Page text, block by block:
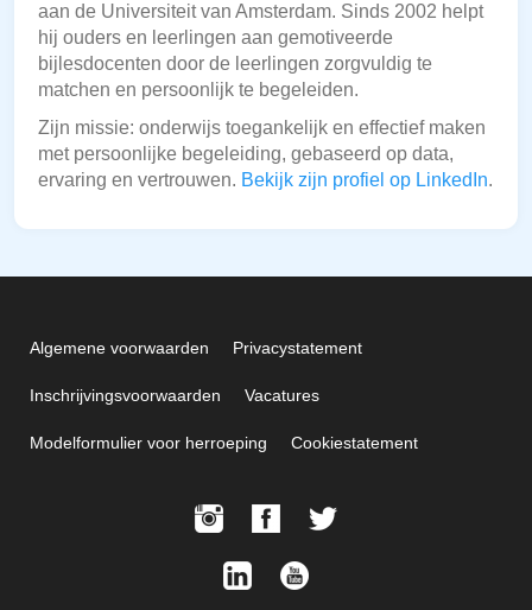
aan de Universiteit van Amsterdam. Sinds 2002 helpt
hij ouders en leerlingen aan gemotiveerde
bijlesdocenten door de leerlingen zorgvuldig te
matchen en persoonlijk te begeleiden.
Zijn missie: onderwijs toegankelijk en effectief maken
met persoonlijke begeleiding, gebaseerd op data,
ervaring en vertrouwen. Bekijk zijn profiel op LinkedIn.
Algemene voorwaarden Privacystatement
Inschrijvingsvoorwaarden Vacatures
Modelformulier voor herroeping Cookiestatement